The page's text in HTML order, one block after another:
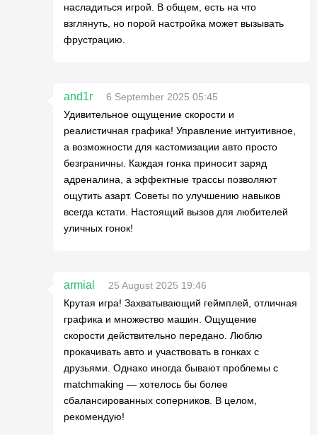
насладиться игрой. В общем, есть на что
взглянуть, но порой настройка может вызывать
фрустрацию.
and1r
6 September 2025 05:45
Удивительное ощущение скорости и
реалистичная графика! Управление интуитивное,
а возможности для кастомизации авто просто
безграничны. Каждая гонка приносит заряд
адреналина, а эффектные трассы позволяют
ощутить азарт. Советы по улучшению навыков
всегда кстати. Настоящий вызов для любителей
уличных гонок!
armial
25 August 2025 19:46
Крутая игра! Захватывающий геймплей, отличная
графика и множество машин. Ощущение
скорости действительно передано. Люблю
прокачивать авто и участвовать в гонках с
друзьями. Однако иногда бывают проблемы с
matchmaking — хотелось бы более
сбалансированных соперников. В целом,
рекомендую!